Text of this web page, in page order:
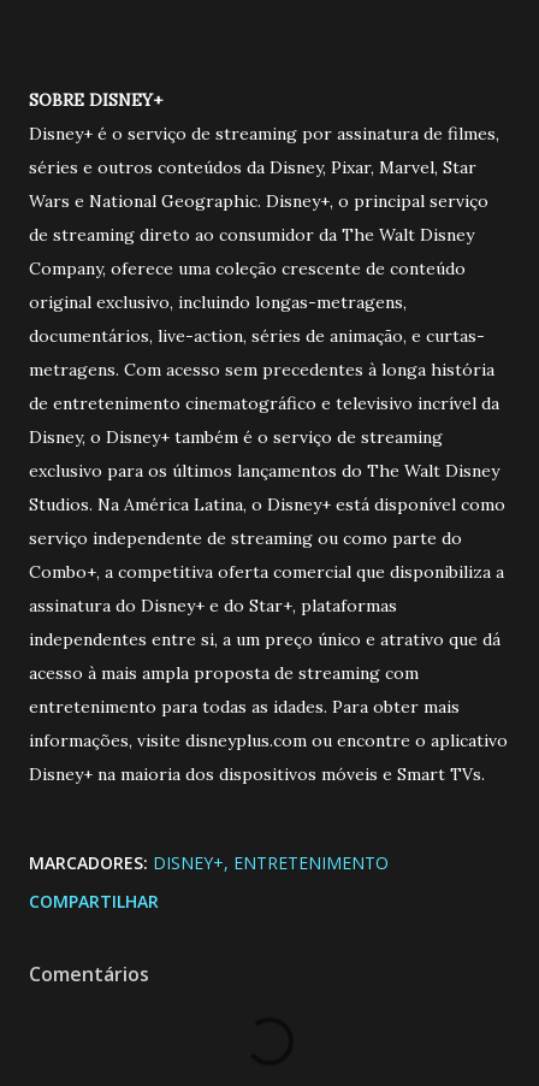
SOBRE DISNEY+
Disney+ é o serviço de streaming por assinatura de filmes,
séries e outros conteúdos da Disney, Pixar, Marvel, Star
Wars e National Geographic. Disney+, o principal serviço
de streaming direto ao consumidor da The Walt Disney
Company, oferece uma coleção crescente de conteúdo
original exclusivo, incluindo longas-metragens,
documentários, live-action, séries de animação, e curtas-
metragens. Com acesso sem precedentes à longa história
de entretenimento cinematográfico e televisivo incrível da
Disney, o Disney+ também é o serviço de streaming
exclusivo para os últimos lançamentos do The Walt Disney
Studios. Na América Latina, o Disney+ está disponível como
serviço independente de streaming ou como parte do
Combo+, a competitiva oferta comercial que disponibiliza a
assinatura do Disney+ e do Star+, plataformas
independentes entre si, a um preço único e atrativo que dá
acesso à mais ampla proposta de streaming com
entretenimento para todas as idades. Para obter mais
informações, visite disneyplus.com ou encontre o aplicativo
Disney+ na maioria dos dispositivos móveis e Smart TVs.
MARCADORES: DISNEY+ ENTRETENIMENTO
COMPARTILHAR
Comentários